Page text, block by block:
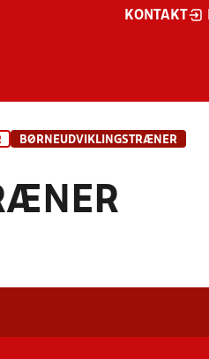
KONTAKT
BØRNEUDVIKLINGSTRÆNER